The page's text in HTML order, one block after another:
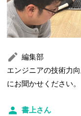
編集部
エンジニアの技術力
にお聞かせください。
書上さん